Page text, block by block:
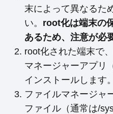
末によって異なるた
い。 root化は端末の
あるため、注意が必
root化された端末で
マネージャーアプリ
インストールします。
ファイルマネージャ
ファイル（通常は/